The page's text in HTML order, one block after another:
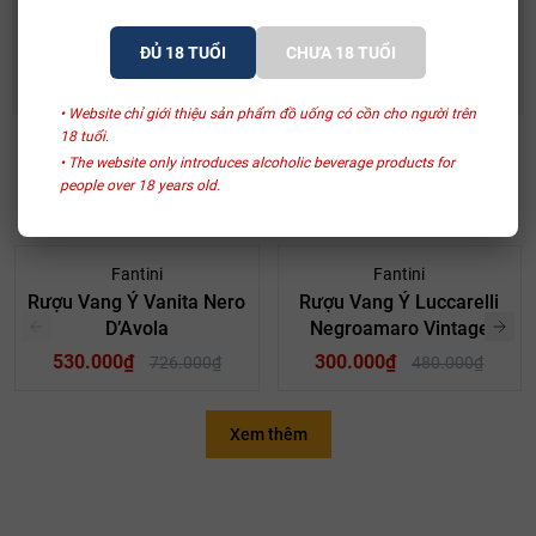
ĐỦ 18 TUỔI CHƯA 18 TUỔI
• Website chỉ giới thiệu sản phẩm đồ uống có cồn cho người trên
18 tuổi.
• The website only introduces alcoholic beverage products for
people over 18 years old.
490.000₫ 632.500₫
SẢN PHẨM LIÊN QUAN
Fantini
Rượu Vang Ý Vanita Nero
D’Avola
530.000₫
726.000₫
Fantini
Rượu Vang Ý Luccarelli
Negroamaro Vintage
Edition
300.000₫ 480.000₫
Xem thêm